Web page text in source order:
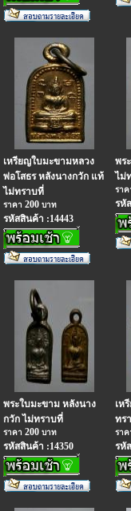
เหรียญใบมะขามหลวง
พ่อโสธร หลังนางกวัก แท้
ไม่ทราบที่
ราคา 200 บาท
รหัสสินค้า :14443
พร
ไม่
รา
รหั
พระใบมะขาม หลังนาง
กวัก ไม่ทราบที่
ราคา 200 บาท
รหัสสินค้า :14350
เห
ทร
รา
รหั